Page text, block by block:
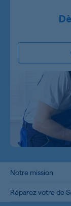
Notre mission
Réparez votre de